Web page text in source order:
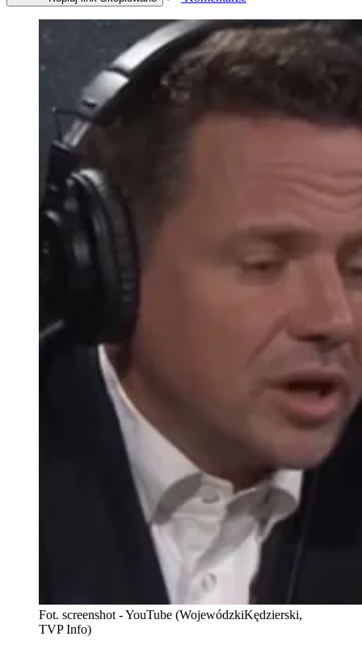
Fot. screenshot - YouTube (WojewódzkiKędzierski,
TVP Info)